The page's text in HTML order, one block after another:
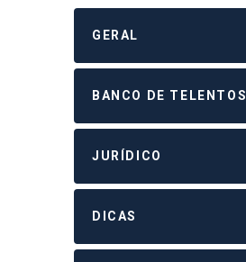
GERAL
BANCO DE TELENTOS
JURÍDICO
DICAS